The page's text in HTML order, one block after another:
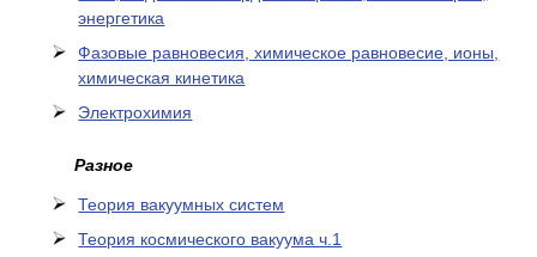
энергетика
Фазовые равновесия, химическое равновесие, ионы,
химическая кинетика
Электрохимия
Разное
Теория вакуумных систем
Теория космического вакуума ч.1